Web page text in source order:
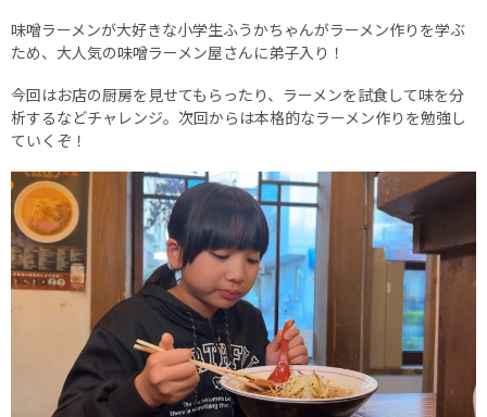
味噌ラーメンが大好きな小学生ふうかちゃんがラーメン作りを学ぶ
ため、大人気の味噌ラーメン屋さんに弟子入り！
今回はお店の厨房を見せてもらったり、ラーメンを試食して味を分
析するなどチャレンジ。次回からは本格的なラーメン作りを勉強し
ていくぞ！